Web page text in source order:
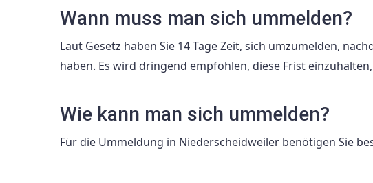
Wann muss man sich ummelden?
Laut Gesetz haben Sie 14 Tage Zeit, sich umzumelden,
haben. Es wird dringend empfohlen, diese Frist
Wie kann man sich ummelden?
Für die Ummeldung in Niederscheidweiler benötigen Sie